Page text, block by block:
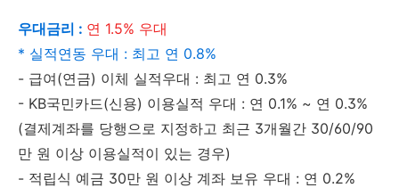
우대금리 : 연 1.5% 우대
* 실적연동 우대 : 최고 연 0.8%
- 급여(연금) 이체 실적우대 : 최고 연 0.3%
- KB국민카드(신용) 이용실적 우대 : 연 0.1% ~ 연 0.3%
(결제계좌를 당행으로 지정하고 최근 3개월간 30/60/90
만 원 이상 이용실적이 있는 경우)
- 적립식 예금 30만 원 이상 계좌 보유 우대 : 연 0.2%